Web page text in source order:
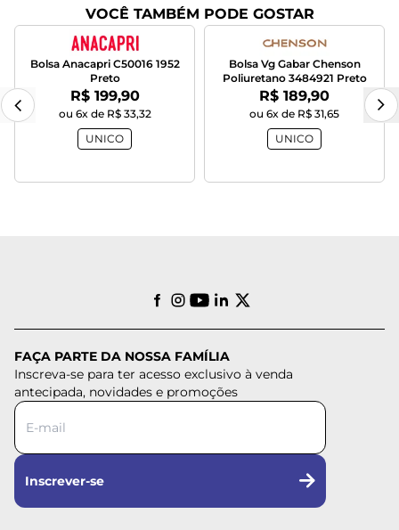
VOCÊ TAMBÉM PODE GOSTAR
Bolsa Anacapri C50016 1952
Preto
Por:
R$ 199,90
ou 6x de R$ 33,32
UNICO
Bolsa Vg Gabar Chenson
Poliuretano 3484921 Preto
Por:
R$ 189,90
ou 6x de R$ 31,65
UNICO
FAÇA PARTE DA NOSSA FAMÍLIA
Inscreva-se para ter acesso exclusivo à venda
antecipada, novidades e promoções
Inscrever-se